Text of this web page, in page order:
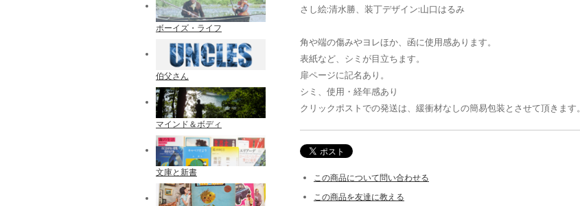
さし絵:清水勝、装丁デザイン:山口はるみ
角や端の傷みやヨレほか、函に使用感あります。
表紙など、シミが目立ちます。
扉ページに記名あり。
シミ、使用・経年感あり
クリックポストでの発送は、緩衝材なしの簡易包装とさせて頂きます。
この商品について問い合わせる
この商品を友達に教える
ボーイズ・ライフ
伯父さん
マインド＆ボディ
文庫と新書